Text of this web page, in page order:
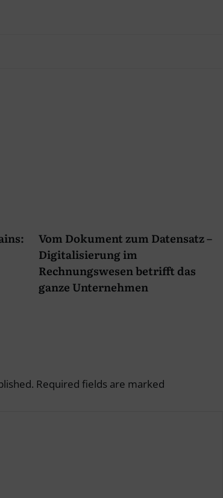
Vom Dokument zum Datensatz –
Digitalisierung im
Rechnungswesen betrifft das
ganze Unternehmen
Required fields are marked